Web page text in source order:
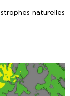
naturelles